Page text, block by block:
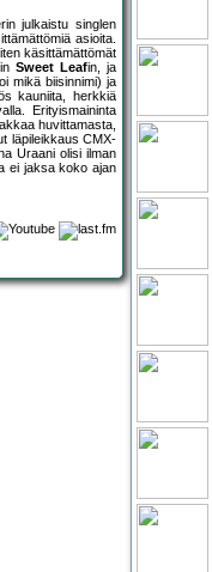
julkaistu singlen
asioita.
käsittämättömät
in Sweet Leafin, ja
mikä biisinnimi) ja
kauniita, herkkiä
Erityismaininta
huvittamasta,
läpileikkaus CMX-
Uraani olisi ilman
ei jaksa koko ajan